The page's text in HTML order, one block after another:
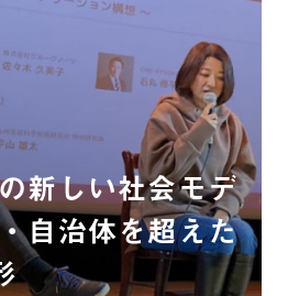
新しい社会モデ
自治体を超えた